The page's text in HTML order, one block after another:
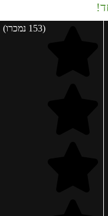
(153 נמכרו)